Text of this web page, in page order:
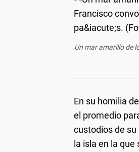
Un mar amarillo de
En su homilia
el promedio
custodios de
la isla en la